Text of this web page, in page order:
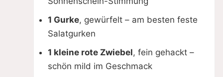
1 Gurke, gewürfelt – am besten feste
Salatgurken
1 kleine rote Zwiebel, fein gehackt –
schön mild im Geschmack